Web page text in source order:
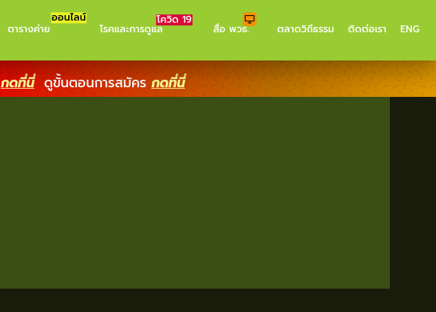
ตารางค่าย
ออนไลน์
โรคและการดูแล
โควิด 19
สื่อ พวธ. ตลาดวิถีธรรม ติดต่อเรา ENG
กดที่นี่ ดูขั้นตอนการสมัคร กดที่นี่